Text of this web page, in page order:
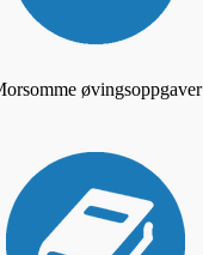
øvingsoppgaver